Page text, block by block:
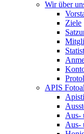
Wir über
Ziele
APIS
Aus-
Aus-